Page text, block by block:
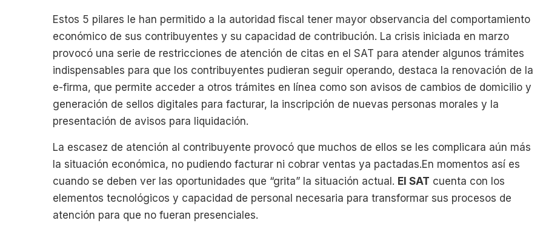
Estos 5 pilares le han permitido a la autoridad fiscal tener mayor observancia del comportamiento
económico de sus contribuyentes y su capacidad de contribución. La crisis iniciada en marzo
provocó una serie de restricciones de atención de citas en el SAT para atender algunos trámites
indispensables para que los contribuyentes pudieran seguir operando, destaca la renovación de la
e-firma, que permite acceder a otros trámites en línea como son avisos de cambios de domicilio y
generación de sellos digitales para facturar, la inscripción de nuevas personas morales y la
presentación de avisos para liquidación.
La escasez de atención al contribuyente provocó que muchos de ellos se les complicara aún más
la situación económica, no pudiendo facturar ni cobrar ventas ya pactadas.En momentos así es
cuando se deben ver las oportunidades que “grita” la situación actual. El SAT cuenta con los
elementos tecnológicos y capacidad de personal necesaria para transformar sus procesos de
atención para que no fueran presenciales.